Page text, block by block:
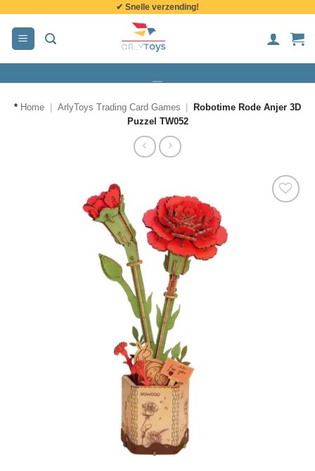
inhoud
✔ Snelle verzending!
* Home ArlyToys Trading Card Games
Robotime Rode Anjer 3D
Puzzel TW052